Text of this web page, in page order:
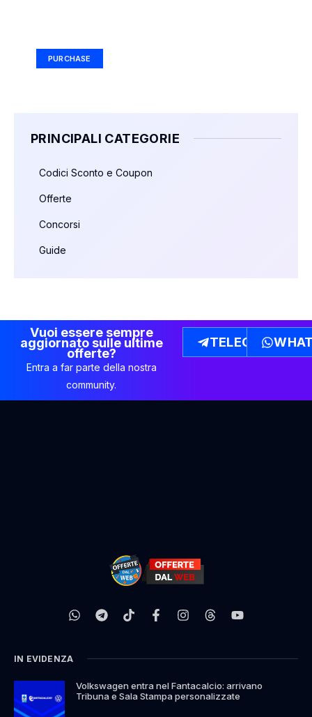
PURCHASE
PRINCIPALI CATEGORIE
Codici Sconto e Coupon
Offerte
Concorsi
Guide
Vuoi essere sempre
aggiornato sulle ultime
offerte?
Entra a far parte della nostra
community.
TELEGRAM
IN EVIDENZA
Volkswagen entra nel Fantacalcio: arrivano
Tribuna e Sala Stampa personalizzate